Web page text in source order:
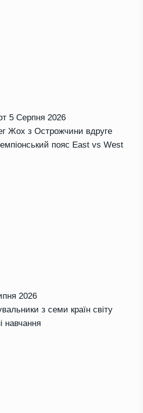
5 Серпня 2026
Жох з Острожчини вдруге
пояс East vs West
2026
з семи країн світу
навчання